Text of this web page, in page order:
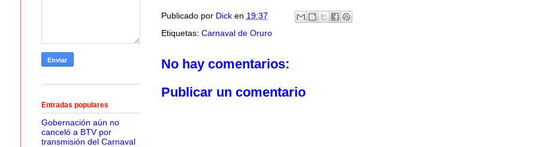
Publicado por Dick en 19:37
Etiquetas: Carnaval de Oruro
No hay comentarios:
Publicar un comentario
Entradas populares
Gobernación aún no
canceló a BTV por
transmisión del Carnaval